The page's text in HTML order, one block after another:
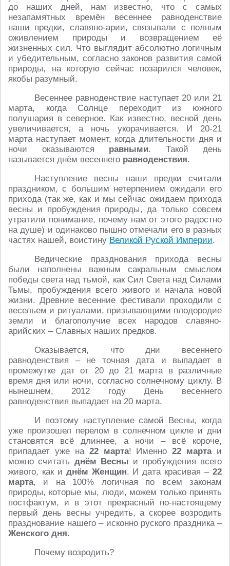
до наших дней, нам известно, что с самых
незапамятных времён весеннее равноденствие
наши предки, славяно-арии, связывали с полным
оживлением природы и возвращением её
жизненных сил. Что выглядит абсолютно логичным
и убедительным, согласно законов развития самой
природы, на которую сейчас позарился человек,
якобы разумный.
Весеннее равноденствие наступает 20 или 21
марта, когда Солнце переходит из южного
полушария в северное. Как известно, весной день
увеличивается, а ночь укорачивается. И 20-21
марта наступает момент, когда длительности дня и
ночи оказываются равными. Такой день
называется днём весеннего равноденствия.
Наступление весны наши предки считали
праздником, с большим нетерпением ожидали его
прихода (так же, как и мы сейчас ожидаем прихода
весны и пробуждения природы, да только совсем
утратили понимание, почему нам от этого радостно
на душе) и одинаково пышно отмечали его в разных
частях нашей, воистину Великой Руской Империи.
Ведические празднования прихода весны
были наполнены важным сакральным смыслом
победы света над тьмой, как Сил Света над Силами
Тьмы, пробуждения всего живого и начала новой
жизни. Древние весенние фестивали проходили с
весельем и ритуалами, призывающими плодородие
земли и благополучие всех народов славяно-
арийских – Славных наших предков.
Оказывается, что дни весеннего
равноденствия – не точная дата и выпадает в
промежутке дат от 20 до 21 марта в различные
время дня или ночи, согласно солнечному циклу. В
нынешнем, 2012 году День весеннего
равноденствия выпадает на 20 марта.
И поэтому наступление самой Весны, когда
уже произошел перелом в солнечном цикле и дни
становятся всё длиннее, а ночи – всё короче,
припадает уже на 22 марта! Именно22 мартаи
можно считать днём Весны и пробуждения всего
живого, как и днём Женщин. И дата красивая –22
марта, и на 100% логичная по всем законам
природы, которые мы, люди, можем только принять
постфактум, и в этот прекрасный по-настоящему
первый день весны учредить, а скорее возродить
празднование нашего – исконно руского праздника –
Женского дня.
Почему возродить?